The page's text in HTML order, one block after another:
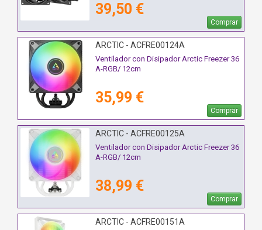
39,50 €
Comprar
ARCTIC - ACFRE00124A
Ventilador con Disipador Arctic Freezer 36
A-RGB/ 12cm
35,99 €
Comprar
ARCTIC - ACFRE00125A
Ventilador con Disipador Arctic Freezer 36
A-RGB/ 12cm
38,99 €
Comprar
ARCTIC - ACFRE00151A